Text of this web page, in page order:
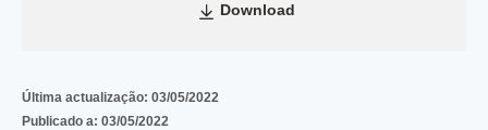
Download
Última actualização: 03/05/2022
Publicado a: 03/05/2022